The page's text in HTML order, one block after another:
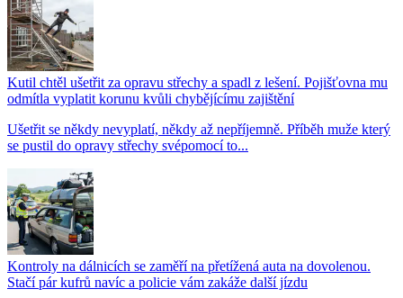
Kutil chtěl ušetřit za opravu střechy a spadl z lešení. Pojišťovna mu
odmítla vyplatit korunu kvůli chybějícímu zajištění
Ušetřit se někdy nevyplatí, někdy až nepříjemně. Příběh muže který
se pustil do opravy střechy svépomocí to...
Kontroly na dálnicích se zaměří na přetížená auta na dovolenou.
Stačí pár kufrů navíc a policie vám zakáže další jízdu